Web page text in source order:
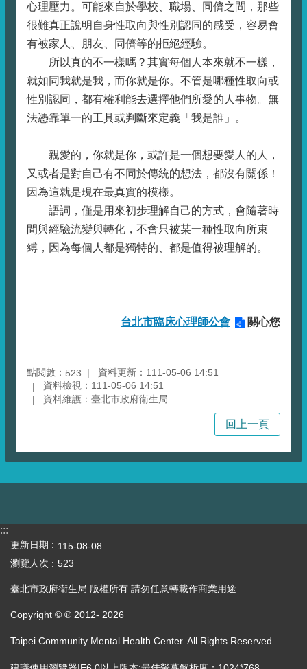
心理壓力。可能來自於學校、職場、同儕之間，那些
很難真正說明自身性取向與性別認同的感受，容易會
有被家人、朋友、同儕等的拒絕經驗。
所以真的不一樣嗎？其實每個人本來就不一樣，
就如同我就是我，而你就是你。不管是哪種性取向或
性別認同，都有權利能去選擇他們所愛的人事物。無
法憑靠單一的工具或判斷來定義「我是誰」。
親愛的，你就是你，或許是一個想要愛人的人，
又或者是對自己有不同於傳統的想法，都沒有關係！
因為這就是現在最真實的模樣。
語詞，僅是用來初步理解自己的方式，會隨著時
間與經驗流變與轉化，不會只被某一種性取向所束
縛，因為每個人都是獨特的、都是值得被理解的。
台北市臨床心理師公會 關心您
點閱數： 523
資料更新：111-05-06 14:51
資料檢視：111-05-06 14:51
資料維護：臺北市政府衛生局
回上一頁
:::
更新日期
115-08-08
瀏覽人次
523
臺北市政府衛生局 版權所有 請勿任意轉載作商業用途
Copyright © ® 2012- 2026
Taipei Community Mental Health Center. All Rights Reserved.